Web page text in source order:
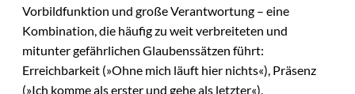
Vorbildfunktion und große Verantwortung – eine
Kombination, die häufig zu weit verbreiteten und
mitunter gefährlichen Glaubenssätzen führt:
Erreichbarkeit (»Ohne mich läuft hier nichts«), Präsenz
(»Ich komme als erster und gehe als letzter«),